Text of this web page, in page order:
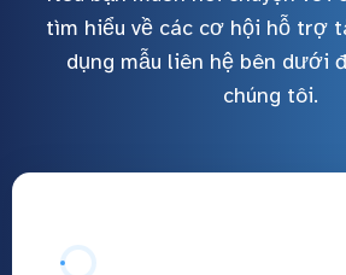
tìm hiểu về các cơ hội hỗ trợ
dụng mẫu liên hệ bên dưới
chúng tôi.